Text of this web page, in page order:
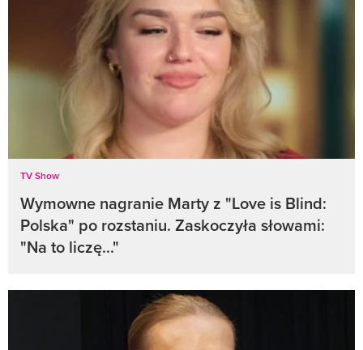
TV Show
Wymowne nagranie Marty z "Love is Blind:
Polska" po rozstaniu. Zaskoczyła słowami:
"Na to liczę..."